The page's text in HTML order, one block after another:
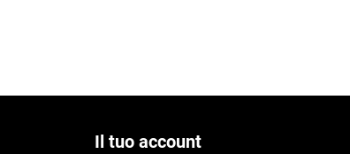
Il tuo account